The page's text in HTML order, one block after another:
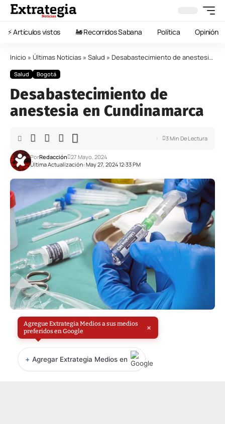
⚡️ Artículos vistos 🚂 Recorridos Sabana Política Opinión
Inicio » Últimas Noticias » Salud » Desabastecimiento de anestesia en Cundinamarca
Salud Bogotá
Desabastecimiento de
anestesia en Cundinamarca
Última Actualización: May 27, 2024 12:33 PM
PorRedacción 27 Mayo, 2024
3 Min De Lectura
Agregue Extrategia Medios a sus medios
preferidos en Google
×
+ Agregar Extrategia Medios en